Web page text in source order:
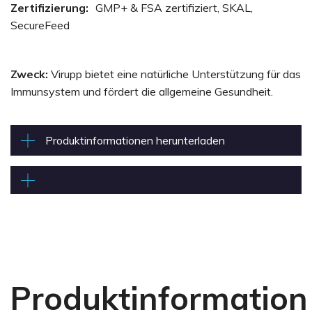
Zertifizierung: GMP+ & FSA zertifiziert, SKAL,
SecureFeed
Zweck: Virupp bietet eine natürliche Unterstützung für das
Immunsystem und fördert die allgemeine Gesundheit.
Produktinformationen herunterladen
Produktinformation